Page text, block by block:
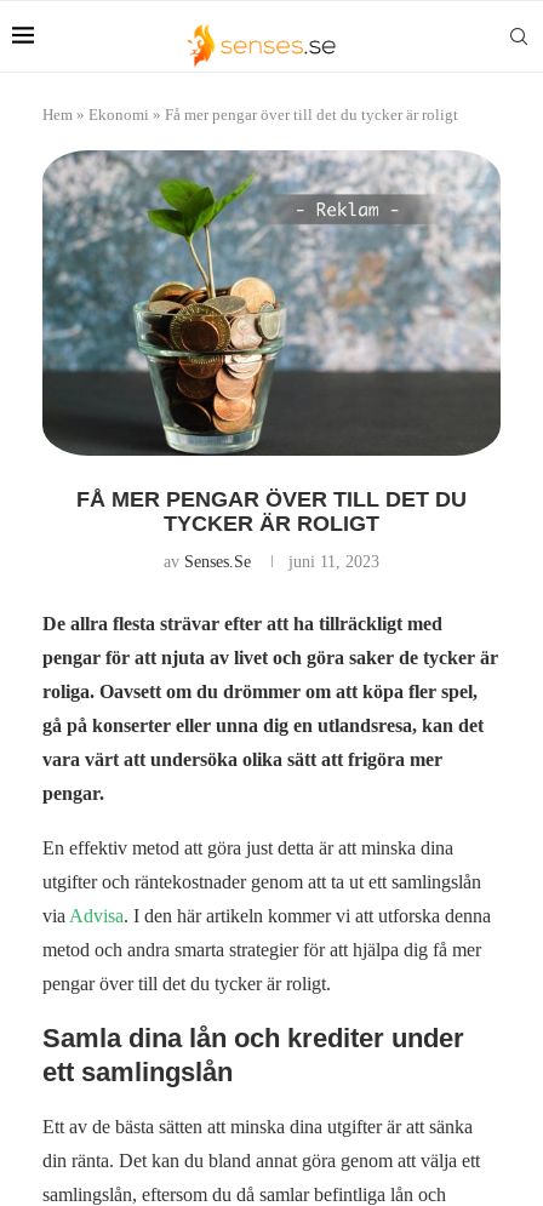
Hem » Ekonomi » Få mer pengar över till det du tycker är roligt
FÅ MER PENGAR ÖVER TILL DET DU
TYCKER ÄR ROLIGT
av Senses.se juni 11, 2023
De allra flesta strävar efter att ha tillräckligt med
pengar för att njuta av livet och göra saker de tycker är
roliga. Oavsett om du drömmer om att köpa fler spel,
gå på konserter eller unna dig en utlandsresa, kan det
vara värt att undersöka olika sätt att frigöra mer
pengar.
En effektiv metod att göra just detta är att minska dina
utgifter och räntekostnader genom att ta ut ett samlingslån
via Advisa. I den här artikeln kommer vi att utforska denna
metod och andra smarta strategier för att hjälpa dig få mer
pengar över till det du tycker är roligt.
Samla dina lån och krediter under
ett samlingslån
Ett av de bästa sätten att minska dina utgifter är att sänka
din ränta. Det kan du bland annat göra genom att välja ett
samlingslån, eftersom du då samlar befintliga lån och